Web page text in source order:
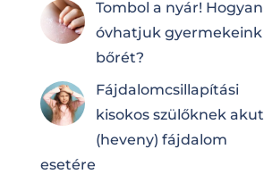
Tombol a nyár! Hogyan
óvhatjuk gyermekeink
bőrét?
Fájdalomcsilla­pí­tá­si
kisokos szülőknek akut
(heveny) fájdalom
esetére